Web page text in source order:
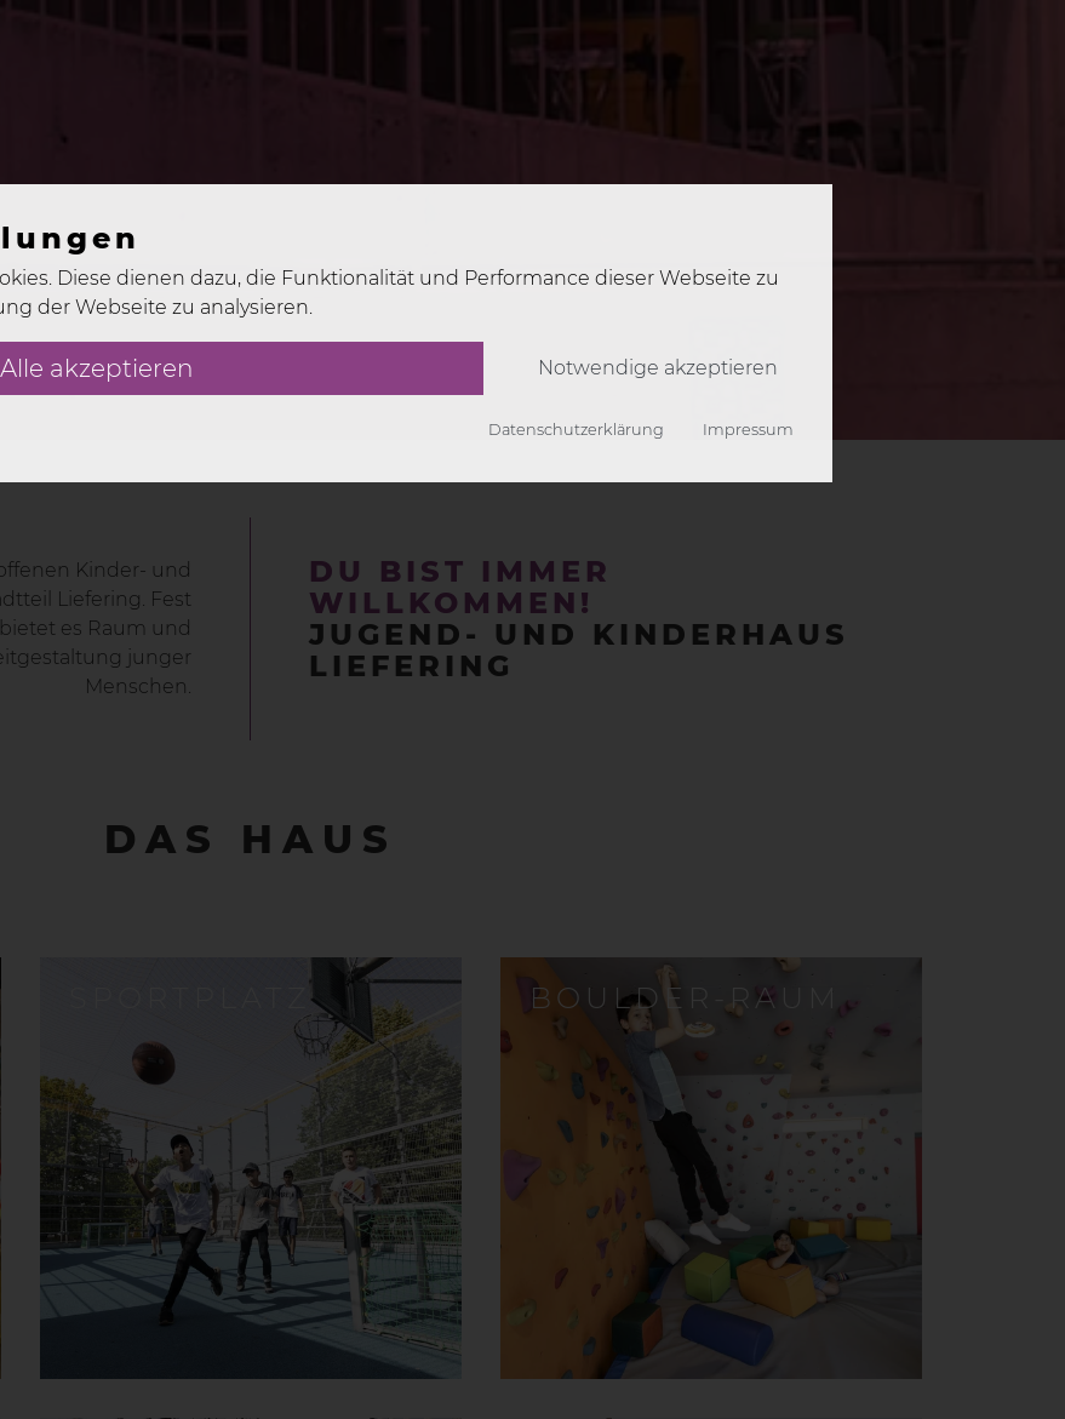
Kinder- und
Liefering. Fest
es Raum und
junger
Menschen.
DU BIST IMMER
WILLKOMMEN!
JUGEND- UND KINDERHAUS
LIEFERING
DAS HAUS
Sportplatz
BOULDER-RAUM
Boulder-Raum
Diese dienen dazu, die Funktionalität und Performance dieser Webseite zu
der Webseite zu analysieren.
Alle akzeptieren Notwendige akzeptieren
die Analyse der Webseiten-Nutzung.
werden mit Partnern (Drittanbieter) geteilt, um z.B. personalisierte Werbung
Datenschutzerklärung Impressum